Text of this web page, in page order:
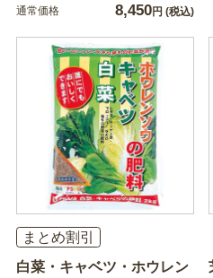
通常価格 8,450円 (税込)
まとめ割引
白菜・キャベツ・ホウレン